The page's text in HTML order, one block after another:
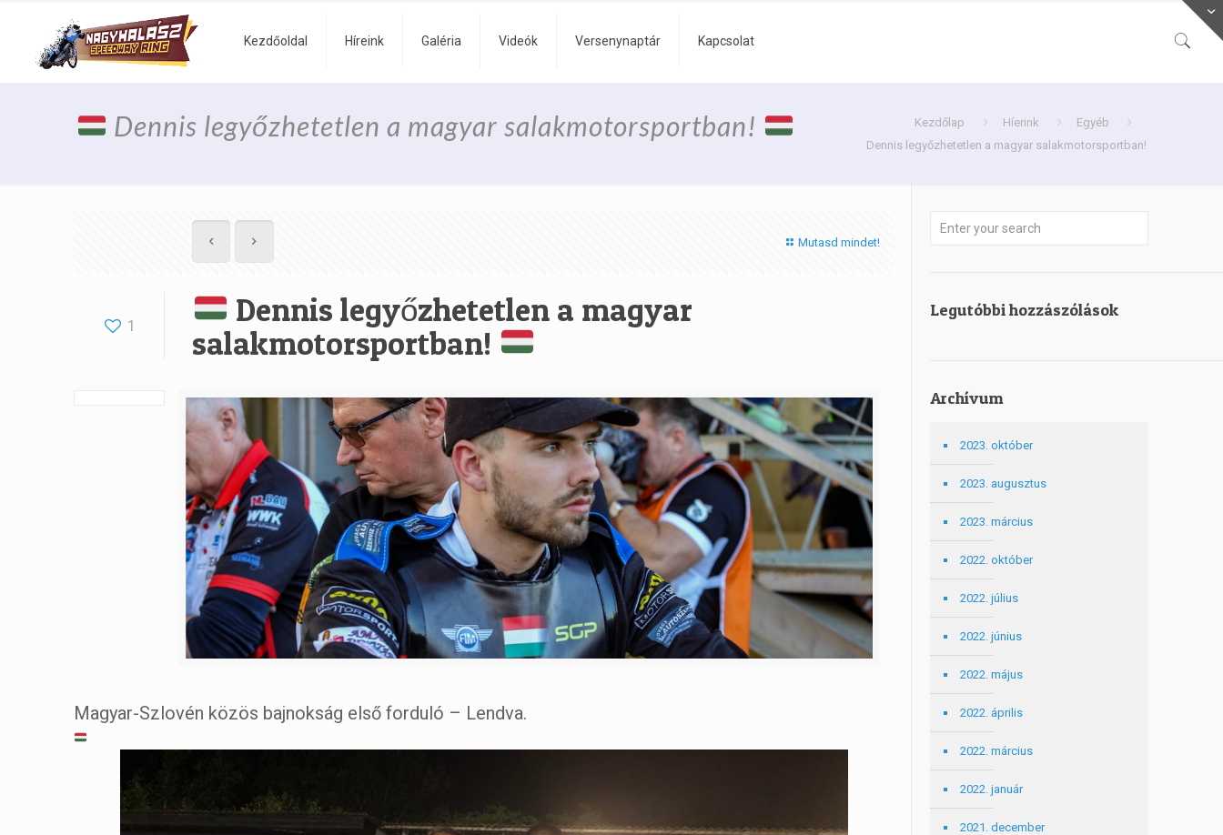
Kezdőoldal Híreink Galéria Videók Versenynaptár Kapcsolat
Dennis legyőzhetetlen a magyar salakmotorsportban! Kezdőlap Híerink
Egyéb
Dennis legyőzhetetlen a magyar salakmotorsportban!
Mutasd mindet!
1
Dennis legyőzhetetlen a magyar
salakmotorsportban!
Magyar-Szlovén közös bajnokság első forduló – Lendva.
Legutóbbi hozzászólások
Archívum
2023. október
2023. augusztus
2023. március
2022. október
2022. július
2022. június
2022. május
2022. április
2022. március
2022. január
2021. december